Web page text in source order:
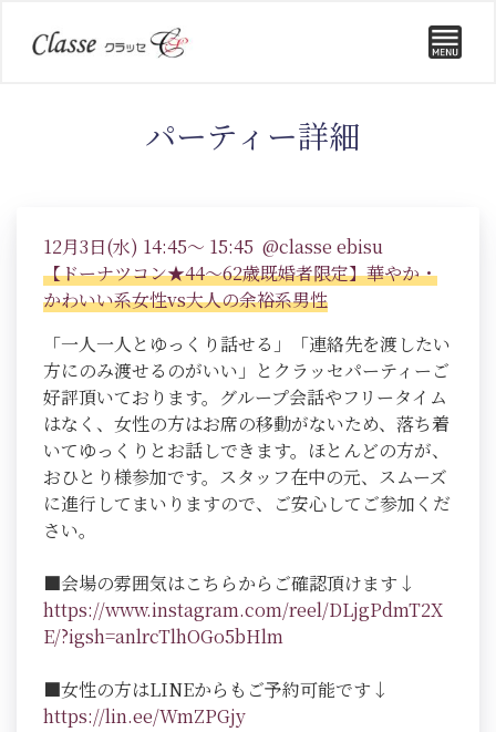
パーティー詳細
12月3日(水) 14:45～ 15:45 @classe ebisu
【ドーナツコン★44～62歳既婚者限定】華やか・
かわいい系女性vs大人の余裕系男性
「一人一人とゆっくり話せる」「連絡先を渡したい
方にのみ渡せるのがいい」とクラッセパーティーご
好評頂いております。グループ会話やフリータイム
はなく、女性の方はお席の移動がないため、落ち着
いてゆっくりとお話しできます。ほとんどの方が、
おひとり様参加です。スタッフ在中の元、スムーズ
に進行してまいりますので、ご安心してご参加くだ
さい。
■会場の雰囲気はこちらからご確認頂けます↓
https://www.instagram.com/reel/DLjgPdmT2X
E/?igsh=anlrcTlhOGo5bHlm
■女性の方はLINEからもご予約可能です↓
https://lin.ee/WmZPGjy